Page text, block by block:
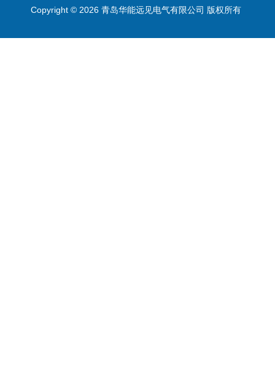
Copyright © 2026 青岛华能远见电气有限公司 版权所有